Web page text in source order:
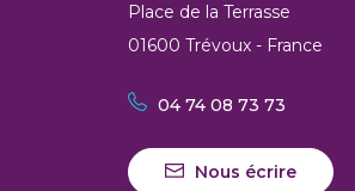
Place de la Terrasse
01600 Trévoux - France
04 74 08 73 73
Nous écrire